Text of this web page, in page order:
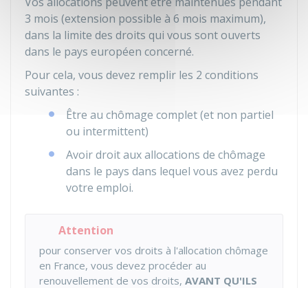
3 mois (extension possible à 6 mois maximum),
dans la limite des droits qui vous sont ouverts
dans le pays européen concerné.
Pour cela, vous devez remplir les 2 conditions
suivantes :
Être au chômage complet (et non partiel
ou intermittent)
Avoir droit aux allocations de chômage
dans le pays dans lequel vous avez perdu
votre emploi.
Attention
pour conserver vos droits à l'allocation chômage
en France, vous devez procéder au
renouvellement de vos droits, AVANT QU'ILS